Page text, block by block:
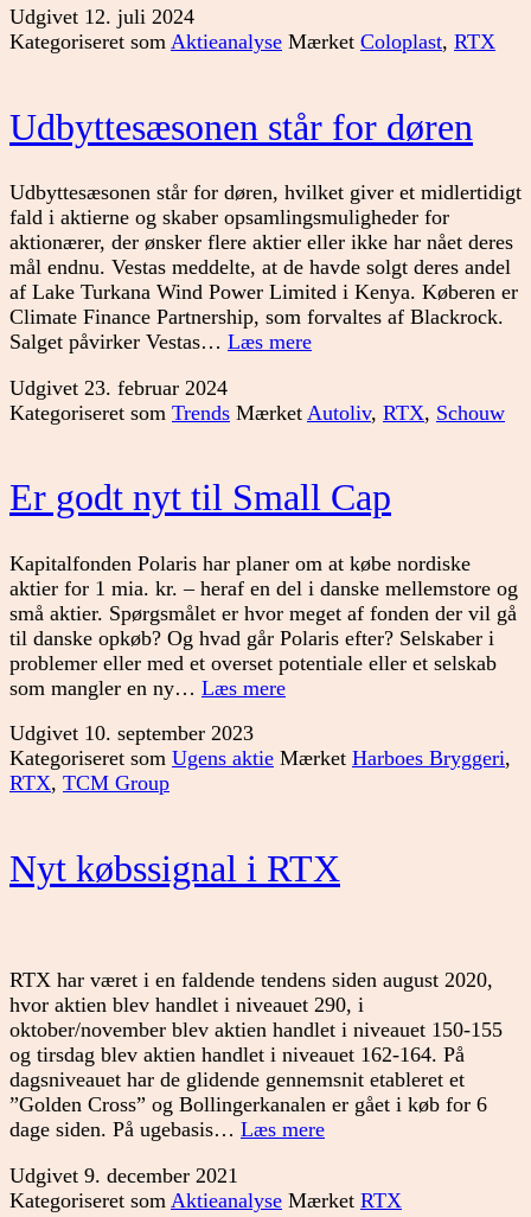
og
Udgivet 12. juli 2024
Kategoriseret som Aktieanalyse Mærket Coloplast, RTX
Udbyttesæsonen står for døren
Udbyttesæsonen står for døren, hvilket giver et midlertidigt
fald i aktierne og skaber opsamlingsmuligheder for
aktionærer, der ønsker flere aktier eller ikke har nået deres
mål endnu. Vestas meddelte, at de havde solgt deres andel
af Lake Turkana Wind Power Limited i Kenya. Køberen er
Climate Finance Partnership, som forvaltes af Blackrock.
Salget påvirker Vestas… Læs mereUdbyttesæsonen
døren
Udgivet 23. februar 2024
Kategoriseret som Trends Mærket Autoliv, RTX, Schouw
Er godt nyt til Small Cap
Kapitalfonden Polaris har planer om at købe nordiske
aktier for 1 mia. kr. – heraf en del i danske mellemstore og
små aktier. Spørgsmålet er hvor meget af fonden der vil gå
til danske opkøb? Og hvad går Polaris efter? Selskaber i
problemer eller med et overset potentiale eller et selskab
som mangler en ny… Læs mereEr
til
Udgivet 10. september 2023
Kategoriseret som Ugens aktie Mærket Harboes Bryggeri,
RTX, TCM Group
Nyt købssignal i RTX
RTX har været i en faldende tendens siden august 2020,
hvor aktien blev handlet i niveauet 290, i
oktober/november blev aktien handlet i niveauet 150-155
og tirsdag blev aktien handlet i niveauet 162-164. På
dagsniveauet har de glidende gennemsnit etableret et
”Golden Cross” og Bollingerkanalen er gået i køb for 6
dage siden. På ugebasis… Læs mereNyt
RTX
Udgivet 9. december 2021
Kategoriseret som Aktieanalyse Mærket RTX